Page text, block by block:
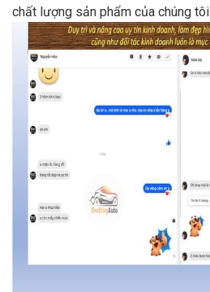
chất lượng sản phẩm của chúng tôi